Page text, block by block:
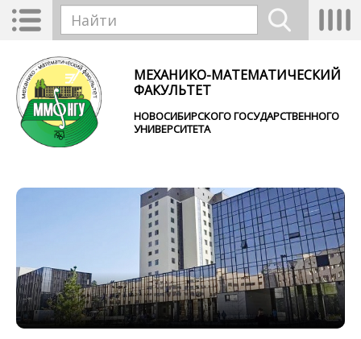
Перейти к основному содержанию
Toggle
navigation
Форма поиска
МЕХАНИКО-МАТЕМАТИЧЕСКИЙ
ФАКУЛЬТЕТ
НОВОСИБИРСКОГО ГОСУДАРСТВЕННОГО
УНИВЕРСИТЕТА